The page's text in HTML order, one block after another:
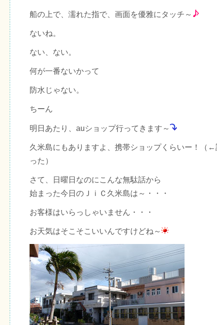
船の上で、濡れた指で、画面を優雅にタッチ～
ないね。
ない、ない。
何が一番ないかって
防水じゃない。
ちーん
明日あたり、auショップ行ってきます～
久米島にもありますよ、携帯ショップくらいー！（
った）
さて、日曜日なのにこんな無駄話から
始まった今日のＪｉＣ久米島は～・・・
お客様はいらっしゃいません・・・
お天気はそこそこいいんですけどね～